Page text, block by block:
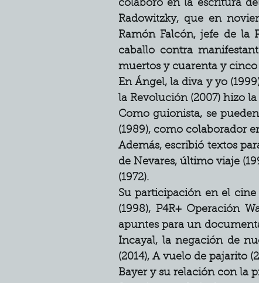
colaboró en la escritura
Radowitzky, que en
Ramón Falcón, jefe de la
caballo contra
muertos y cuarenta y cinco
En Ángel, la diva y yo
la Revolución (2007) hizo
Como guionista, se
(1989), como colaborador
Además, escribió textos
de Nevares, último viaje
(1972).
Su participación en el
(1998), P4R+ Operación
apuntes para un
Incayal, la negación de
(2014), A vuelo de pajarito
Bayer y su relación con la